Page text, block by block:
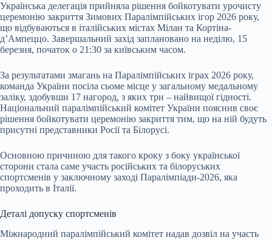
Українська делегація прийняла рішення бойкотувати урочисту
церемонію закриття Зимових Паралімпійських ігор 2026 року,
що відбуваються в італійських містах Мілан та Кортіна-
д’Ампеццо. Завершальний захід заплановано на неділю, 15
березня, початок о 21:30 за київським часом.
За результатами змагань на Паралімпійських іграх 2026 року,
команда України посіла сьоме місце у загальному медальному
заліку, здобувши 17 нагород, з яких три – найвищої гідності.
Національний паралімпійський комітет України пояснив своє
рішення бойкотувати церемонію закриття тим, що на ній будуть
присутні представники Росії та Білорусі.
Основною причиною для такого кроку з боку української
сторони стала саме участь російських та білоруських
спортсменів у заключному заході Паралімпіади-2026, яка
проходить в Італії.
Деталі допуску спортсменів
Міжнародний паралімпійський комітет надав дозвіл на участь